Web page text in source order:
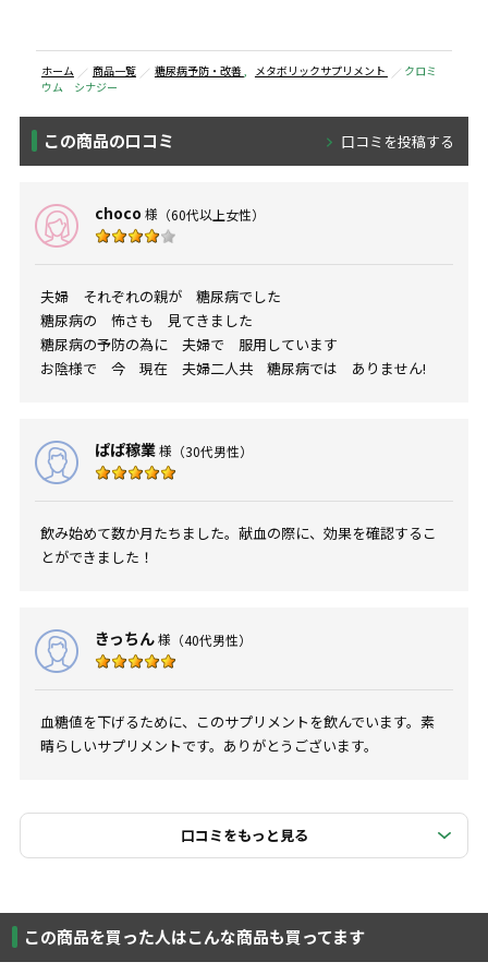
ホーム 商品一覧 糖尿病予防・改善 , メタボリックサプリメント
クロミ
ウム シナジー
この商品の口コミ 口コミを投稿する
choco 様 （60代以上女性）
夫婦 それぞれの親が 糖尿病でした
糖尿病の 怖さも 見てきました
糖尿病の予防の為に 夫婦で 服用しています
お陰様で 今 現在 夫婦二人共 糖尿病では ありません!
ぱぱ稼業様 （30代男性）
飲み始めて数か月たちました。献血の際に、効果を確認するこ
とができました！
きっちん様 （40代男性）
血糖値を下げるために、このサプリメントを飲んでいます。素
晴らしいサプリメントです。ありがとうございます。
口コミをもっと見る
この商品を買った人はこんな商品も買ってます